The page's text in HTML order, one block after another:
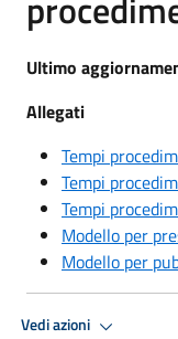
Ultimo
Allegati
Tempi
Tempi
Tempi
Modello per
Modello per
Vedi azioni